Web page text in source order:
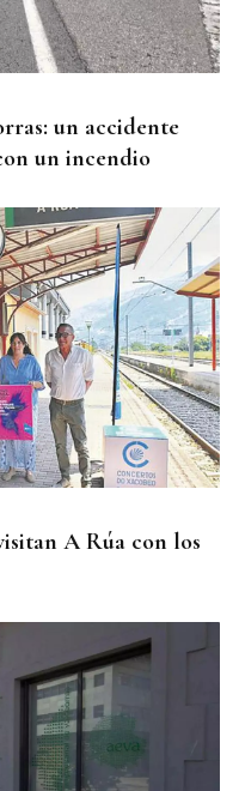
un accidente
un incendio
A Rúa con los